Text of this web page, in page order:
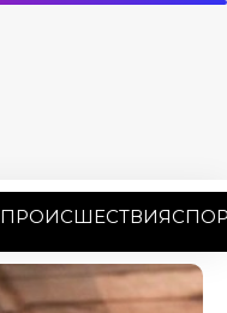
ПРОИСШЕСТВИЯ